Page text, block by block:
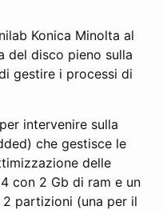
Konica Minolta al
del disco pieno sulla
gestire i processi di
intervenire sulla
che gestisce le
delle
con 2 Gb di ram e un
partizioni (una per il